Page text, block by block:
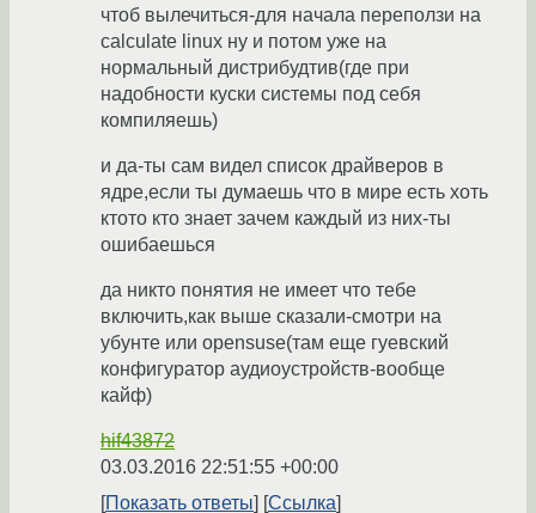
чтоб вылечиться-для начала переползи на
calculate linux ну и потом уже на
нормальный дистрибудтив(где при
надобности куски системы под себя
компиляешь)
и да-ты сам видел список драйверов в
ядре,если ты думаешь что в мире есть хоть
ктото кто знает зачем каждый из них-ты
ошибаешься
да никто понятия не имеет что тебе
включить,как выше сказали-смотри на
убунте или opensuse(там еще гуевский
конфигуратор аудиоустройств-вообще
кайф)
hif43872
03.03.2016 22:51:55 +00:00
Показать ответы
Ссылка